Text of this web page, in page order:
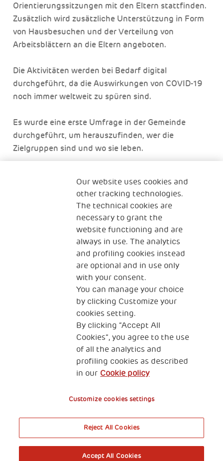
Orientierungssitzungen mit den Eltern stattfinden.
Zusätzlich wird zusätzliche Unterstützung in Form
von Hausbesuchen und der Verteilung von
Arbeitsblättern an die Eltern angeboten.
Die Aktivitäten werden bei Bedarf digital
durchgeführt, da die Auswirkungen von COVID-19
noch immer weltweit zu spüren sind.
Es wurde eine erste Umfrage in der Gemeinde
durchgeführt, um herauszufinden, wer die
Zielgruppen sind und wo sie leben.
entschlossen, kein Kind im Bereich der Bildung
zurückzulassen. Sie trägt dazu bei, die Lücke bei
den Lernfortschritten und dem Schulstatus in ganz
Indien zu schließen, indem sie mit lokalen
Gemeinschaften zusammenarbeitet, um
grundlegende Lese- und Rechenkenntnisse zu
Our website uses cookies and
other tracking technologies.
The technical cookies are
necessary to grant the
website functioning and are
always in use. The analytics
and profiling cookies instead
are optional and in use only
with your consent.
You can manage your choice
by clicking Customize your
cookies setting.
By clicking “Accept All
Cookies”, you agree to the use
of all the analytics and
profiling cookies as described
in our Cookie policy
Customize cookies settings
Reject All Cookies
Accept All Cookies